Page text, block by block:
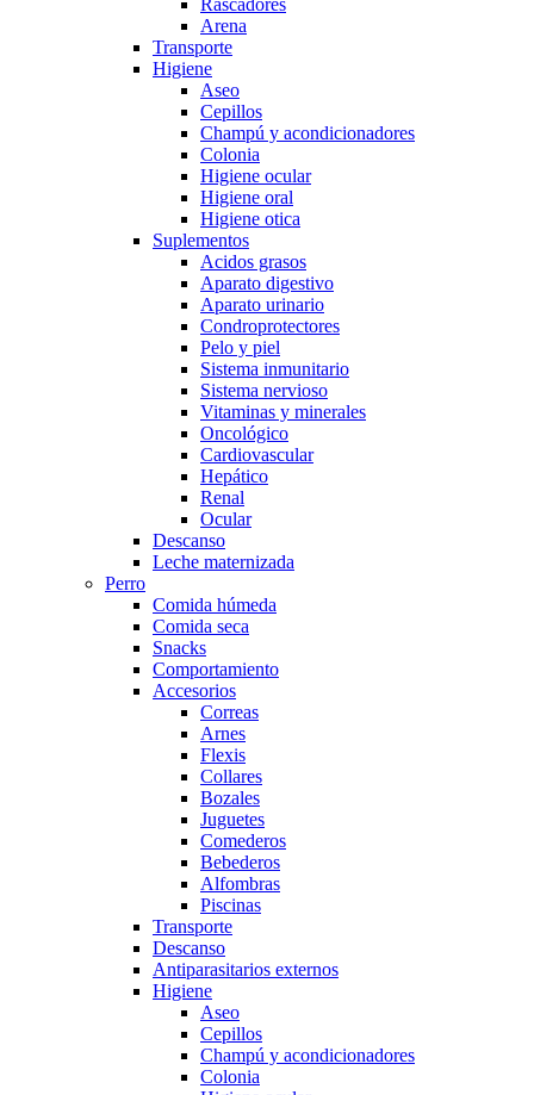
Rascadores
Arena
Transporte
Higiene
Aseo
Cepillos
Champú y acondicionadores
Colonia
Higiene ocular
Higiene oral
Higiene otica
Suplementos
Acidos grasos
Aparato digestivo
Aparato urinario
Condroprotectores
Pelo y piel
Sistema inmunitario
Sistema nervioso
Vitaminas y minerales
Oncológico
Cardiovascular
Hepático
Renal
Ocular
Descanso
Leche maternizada
Perro
Comida húmeda
Comida seca
Snacks
Comportamiento
Accesorios
Correas
Arnes
Flexis
Collares
Bozales
Juguetes
Comederos
Bebederos
Alfombras
Piscinas
Transporte
Descanso
Antiparasitarios externos
Higiene
Aseo
Cepillos
Champú y acondicionadores
Colonia